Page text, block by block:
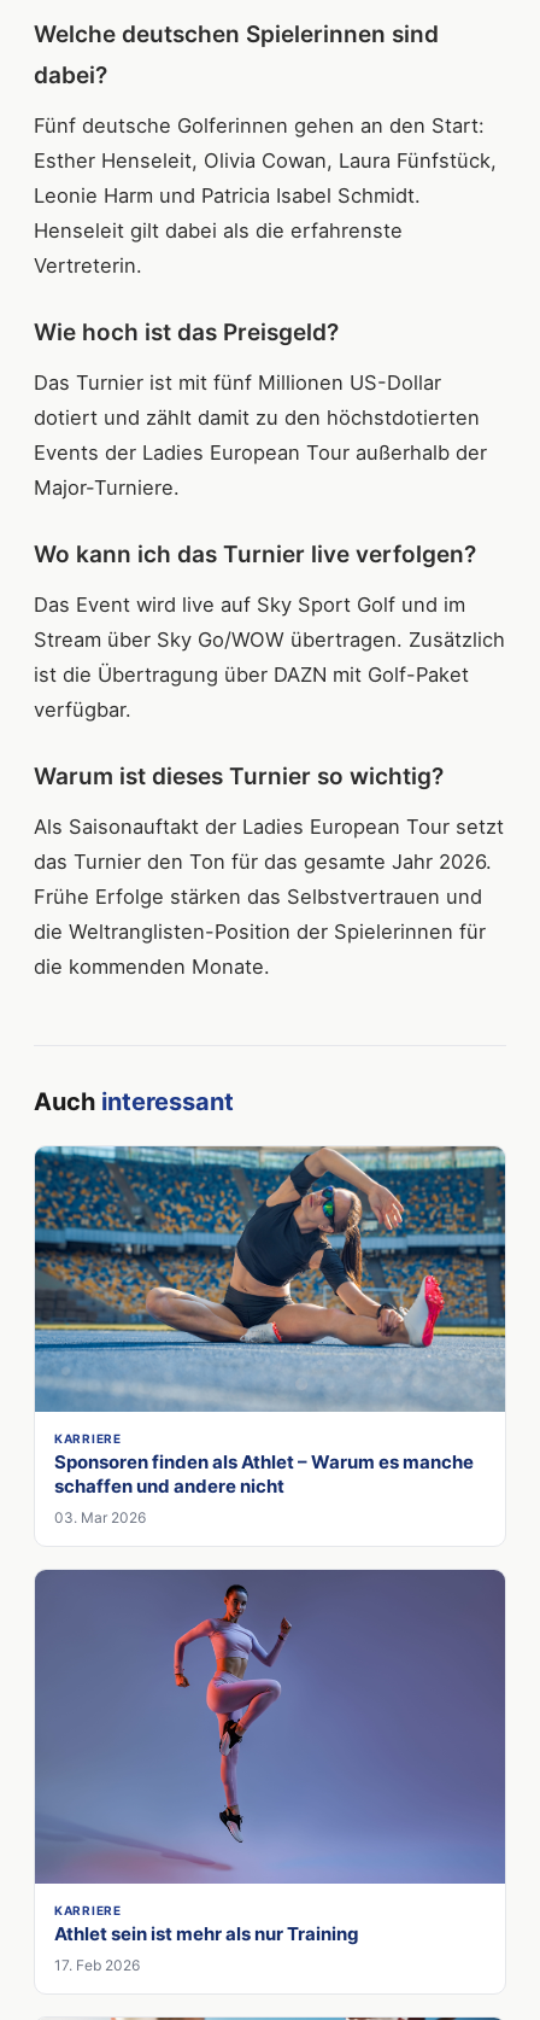
Welche deutschen Spielerinnen sind
dabei?
Fünf deutsche Golferinnen gehen an den Start:
Esther Henseleit, Olivia Cowan, Laura Fünfstück,
Leonie Harm und Patricia Isabel Schmidt.
Henseleit gilt dabei als die erfahrenste
Vertreterin.
Wie hoch ist das Preisgeld?
Das Turnier ist mit fünf Millionen US-Dollar
dotiert und zählt damit zu den höchstdotierten
Events der Ladies European Tour außerhalb der
Major-Turniere.
Wo kann ich das Turnier live verfolgen?
Das Event wird live auf Sky Sport Golf und im
Stream über Sky Go/WOW übertragen. Zusätzlich
ist die Übertragung über DAZN mit Golf-Paket
verfügbar.
Warum ist dieses Turnier so wichtig?
Als Saisonauftakt der Ladies European Tour setzt
das Turnier den Ton für das gesamte Jahr 2026.
Frühe Erfolge stärken das Selbstvertrauen und
die Weltranglisten-Position der Spielerinnen für
die kommenden Monate.
Auch interessant
KARRIERE
Sponsoren finden als Athlet – Warum es manche
schaffen und andere nicht
03. Mar 2026
KARRIERE
Athlet sein ist mehr als nur Training
17. Feb 2026